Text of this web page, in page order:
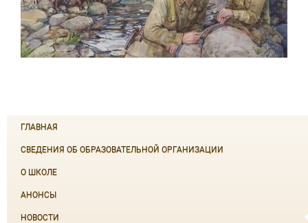
ГЛАВНАЯ
СВЕДЕНИЯ ОБ ОБРАЗОВАТЕЛЬНОЙ ОРГАНИЗАЦИИ
О ШКОЛЕ
АНОНСЫ
НОВОСТИ